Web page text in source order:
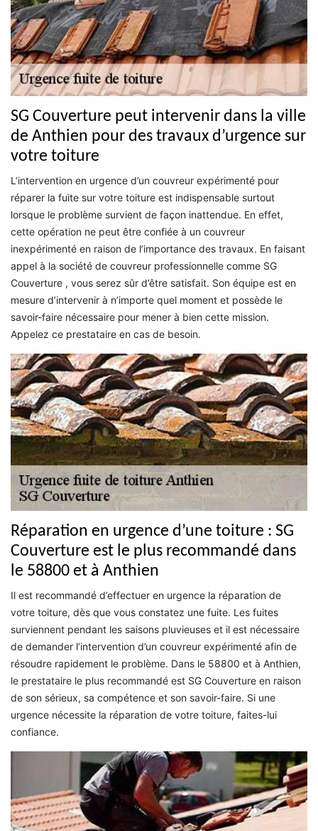
SG Couverture peut intervenir dans la ville
de Anthien pour des travaux d’urgence sur
votre toiture
L’intervention en urgence d’un couvreur expérimenté pour
réparer la fuite sur votre toiture est indispensable surtout
lorsque le problème survient de façon inattendue. En effet,
cette opération ne peut être confiée à un couvreur
inexpérimenté en raison de l’importance des travaux. En faisant
appel à la société de couvreur professionnelle comme SG
Couverture , vous serez sûr d’être satisfait. Son équipe est en
mesure d’intervenir à n’importe quel moment et possède le
savoir-faire nécessaire pour mener à bien cette mission.
Appelez ce prestataire en cas de besoin.
Réparation en urgence d’une toiture : SG
Couverture est le plus recommandé dans
le 58800 et à Anthien
Il est recommandé d’effectuer en urgence la réparation de
votre toiture, dès que vous constatez une fuite. Les fuites
surviennent pendant les saisons pluvieuses et il est nécessaire
de demander l’intervention d’un couvreur expérimenté afin de
résoudre rapidement le problème. Dans le 58800 et à Anthien,
le prestataire le plus recommandé est SG Couverture en raison
de son sérieux, sa compétence et son savoir-faire. Si une
urgence nécessite la réparation de votre toiture, faites-lui
confiance.